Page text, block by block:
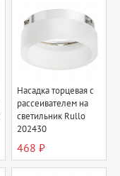
Насадка торцевая с
рассеивателем на
светильник Rullo
202430
468 ₽